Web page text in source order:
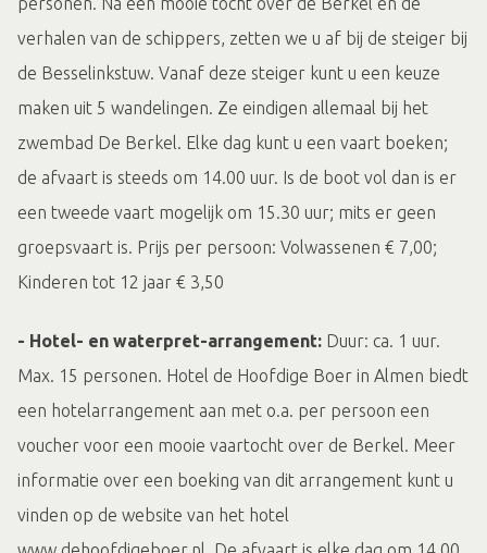
verhalen van de schippers, zetten we u af bij de steiger bij
de Besselinkstuw. Vanaf deze steiger kunt u een keuze
maken uit 5 wandelingen. Ze eindigen allemaal bij het
zwembad De Berkel. Elke dag kunt u een vaart boeken;
de afvaart is steeds om 14.00 uur. Is de boot vol dan is er
een tweede vaart mogelijk om 15.30 uur; mits er geen
groepsvaart is. Prijs per persoon: Volwassenen € 7,00;
Kinderen tot 12 jaar € 3,50
- Hotel- en waterpret-arrangement: Duur: ca. 1 uur.
Max. 15 personen. Hotel de Hoofdige Boer in Almen biedt
een hotelarrangement aan met o.a. per persoon een
voucher voor een mooie vaartocht over de Berkel. Meer
informatie over een boeking van dit arrangement kunt u
vinden op de website van het hotel